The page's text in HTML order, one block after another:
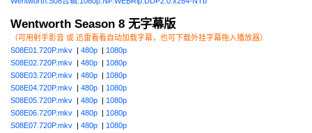
Wentworth Season 8 无字幕版
（可用射手影音 或 迅雷看看自动加载字幕，也可下载外挂字幕拖入播放器）
S08E01.720P.mkv | 480p | 1080p
S08E02.720P.mkv | 480p | 1080p
S08E03.720P.mkv | 480p | 1080p
S08E04.720P.mkv | 480p | 1080p
S08E05.720P.mkv | 480p | 1080p
S08E06.720P.mkv | 480p | 1080p
S08E07.720P.mkv | 480p | 1080p